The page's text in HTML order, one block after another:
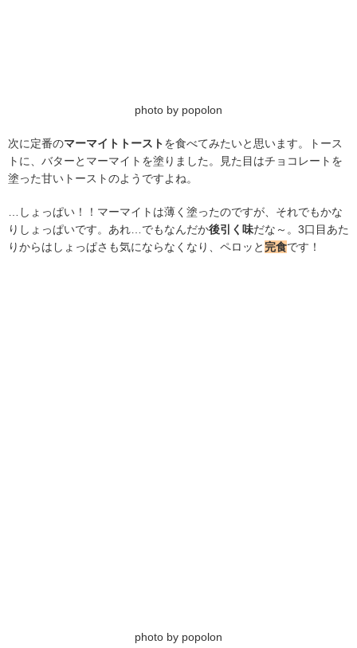
photo by popolon
次に定番のマーマイトトーストを食べてみたいと思います。トース
トに、バターとマーマイトを塗りました。見た目はチョコレートを
塗った甘いトーストのようですよね。
…しょっぱい！！マーマイトは薄く塗ったのですが、それでもかな
りしょっぱいです。あれ…でもなんだか後引く味だな～。3口目あた
りからはしょっぱさも気にならなくなり、ペロッと 完食です！
photo by popolon